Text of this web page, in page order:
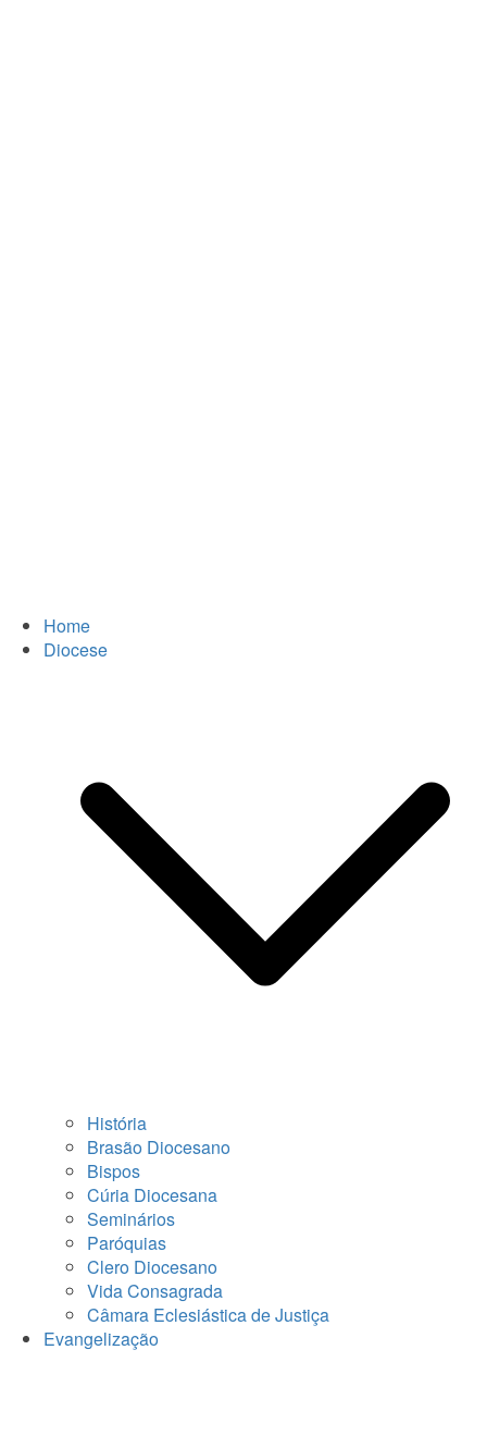
Home
Diocese
História
Brasão Diocesano
Bispos
Cúria Diocesana
Seminários
Paróquias
Clero Diocesano
Vida Consagrada
Câmara Eclesiástica de Justiça
Evangelização